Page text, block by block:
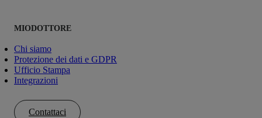
MIODOTTORE
Chi siamo
Protezione dei dati e GDPR
Ufficio Stampa
Integrazioni
Contattaci